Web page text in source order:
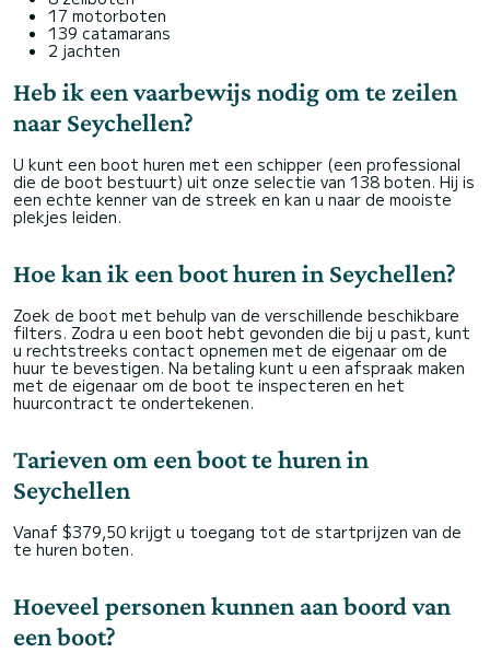
17 motorboten
139 catamarans
2 jachten
Heb ik een vaarbewijs nodig om te zeilen
naar Seychellen?
U kunt een boot huren met een schipper (een professional
die de boot bestuurt) uit onze selectie van 138 boten. Hij is
een echte kenner van de streek en kan u naar de mooiste
plekjes leiden.
Hoe kan ik een boot huren in Seychellen?
Zoek de boot met behulp van de verschillende beschikbare
filters. Zodra u een boot hebt gevonden die bij u past, kunt
u rechtstreeks contact opnemen met de eigenaar om de
huur te bevestigen. Na betaling kunt u een afspraak maken
met de eigenaar om de boot te inspecteren en het
huurcontract te ondertekenen.
Tarieven om een boot te huren in
Seychellen
Vanaf $379,50 krijgt u toegang tot de startprijzen van de
te huren boten.
Hoeveel personen kunnen aan boord van
een boot?